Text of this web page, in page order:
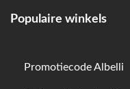
Populaire winkels
Promotiecode Albelli